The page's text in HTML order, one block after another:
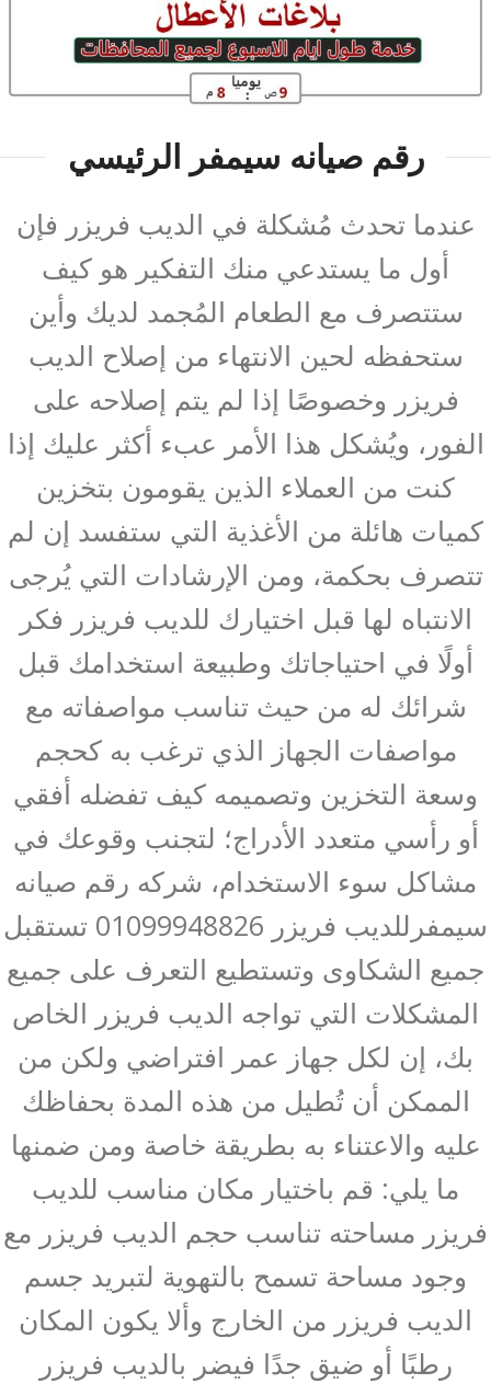
رقم صيانه سيمفر الرئيسي
عندما تحدث مُشكلة في الديب فريزر فإن
أول ما يستدعي منك التفكير هو كيف
ستتصرف مع الطعام المُجمد لديك وأين
ستحفظه لحين الانتهاء من إصلاح الديب
فريزر وخصوصًا إذا لم يتم إصلاحه على
الفور، ويُشكل هذا الأمر عبء أكثر عليك إذا
كنت من العملاء الذين يقومون بتخزين
كميات هائلة من الأغذية التي ستفسد إن لم
تتصرف بحكمة، ومن الإرشادات التي يُرجى
الانتباه لها قبل اختيارك للديب فريزر فكر
أولًا في احتياجاتك وطبيعة استخدامك قبل
شرائك له من حيث تناسب مواصفاته مع
مواصفات الجهاز الذي ترغب به كحجم
وسعة التخزين وتصميمه كيف تفضله أفقي
أو رأسي متعدد الأدراج؛ لتجنب وقوعك في
مشاكل سوء الاستخدام، شركه رقم صيانه
سيمفرللديب فريزر 01099948826 تستقبل
جميع الشكاوى وتستطيع التعرف على جميع
المشكلات التي تواجه الديب فريزر الخاص
بك، إن لكل جهاز عمر افتراضي ولكن من
الممكن أن تُطيل من هذه المدة بحفاظك
عليه والاعتناء به بطريقة خاصة ومن ضمنها
ما يلي: قم باختيار مكان مناسب للديب
فريزر مساحته تناسب حجم الديب فريزر مع
وجود مساحة تسمح بالتهوية لتبريد جسم
الديب فريزر من الخارج وألا يكون المكان
رطبًا أو ضيق جدًا فيضر بالديب فريزر